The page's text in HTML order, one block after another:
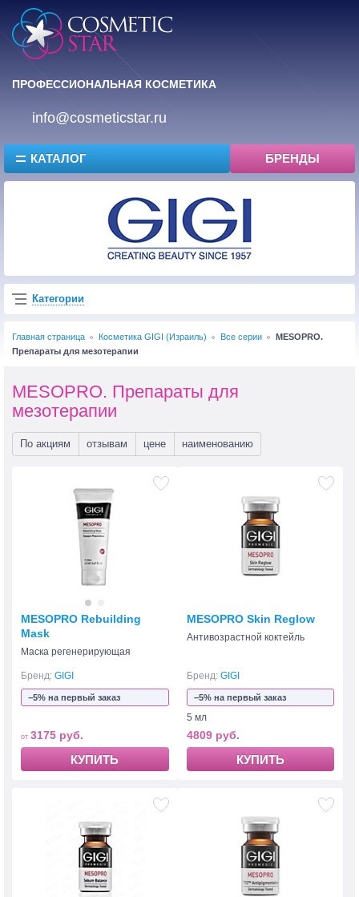
ПРОФЕССИОНАЛЬНАЯ КОСМЕТИКА
info@cosmeticstar.ru
КАТАЛОГ БРЕНДЫ
Категории
Главная страница Косметика GIGI (Израиль) Все серии
MESOPRO.
Препараты для мезотерапии
MESOPRO. Препараты для
мезотерапии
По акциям отзывам цене наименованию
MESOPRO Rebuilding
Mask
Маска регенерирующая
Бренд: GIGI
−5% на первый заказ
3175 руб.
КУПИТЬ
MESOPRO Skin Reglow
Антивозрастной коктейль
Бренд: GIGI
−5% на первый заказ
5 мл
4809 руб.
КУПИТЬ